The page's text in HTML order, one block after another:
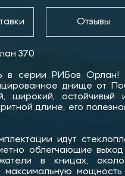
Отзывы
370
в серии РИБов Орлан!
днище от
широкий,
длине, его
идут
облегчающие
в кницах,
максимальную мощность